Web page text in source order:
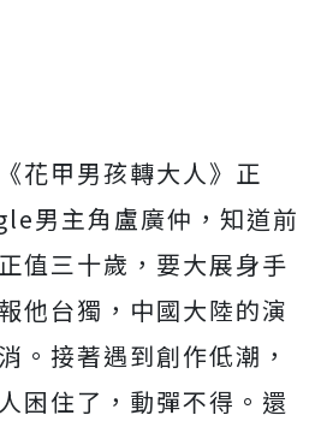
花甲男孩轉大人》正
男主角盧廣仲，知道前
值三十歲，要大展身手
他台獨，中國大陸的演
。接著遇到創作低潮，
困住了，動彈不得。還